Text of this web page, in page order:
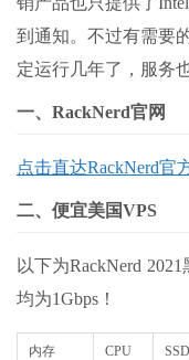
到通知。不过有需要
定运行几年了，服务
一、RackNerd官网
点击直达RackNerd官
二、便宜美国VPS
以下为RackNerd
均为1Gbps！
内存 CPU